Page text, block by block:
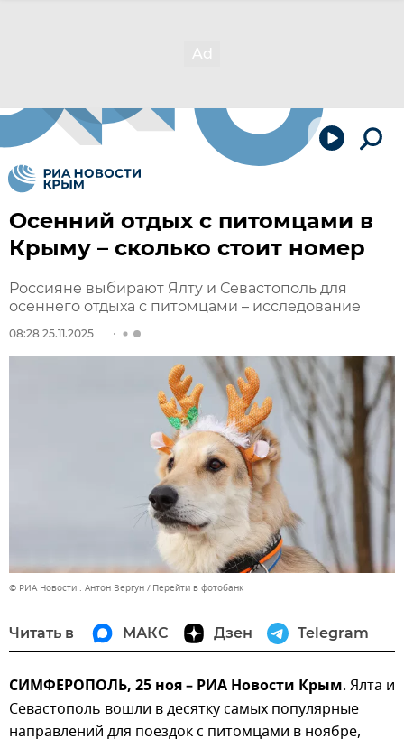
Осенний отдых с питомцами в
Крыму – сколько стоит номер
Россияне выбирают Ялту и Севастополь для
осеннего отдыха с питомцами – исследование
08:28 25.11.2025
© РИА Новости . Антон Вергун Перейти в фотобанк
Читать в МАКС Дзен Telegram
СИМФЕРОПОЛЬ, 25 ноя – РИА Новости Крым. Ялта и
Севастополь вошли в десятку самых популярные
направлений для поездок с питомцами в ноябре,